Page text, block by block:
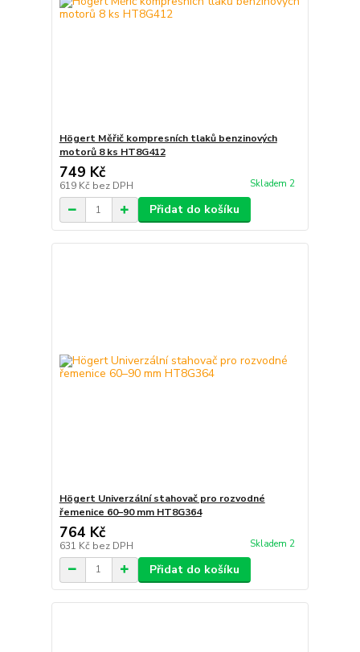
Högert Měřič kompresních tlaků benzinových
motorů 8 ks HT8G412
749 Kč
619 Kč bez DPH Skladem 2
Přidat do košíku
Högert Univerzální stahovač pro rozvodné
řemenice 60–90 mm HT8G364
764 Kč
631 Kč bez DPH Skladem 2
Přidat do košíku